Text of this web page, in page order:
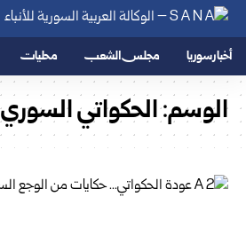
أخبار سوريا مجلس الشعب محليات
الوسم:الحكواتي السوري